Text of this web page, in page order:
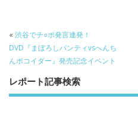
b
o
o
k
er
o
« 渋谷でチ○ポ発言連発！
DVD『まぼろしパンティvsへんち
んポコイダー』発売記念イベント
レポート記事検索